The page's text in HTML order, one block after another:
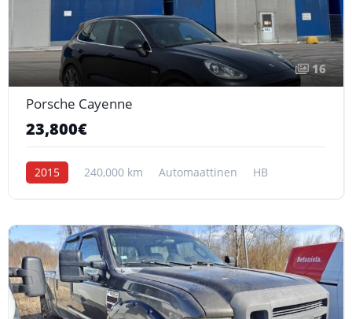
16
Porsche Cayenne
23,800€
2015 240,000 km Automaattinen HB